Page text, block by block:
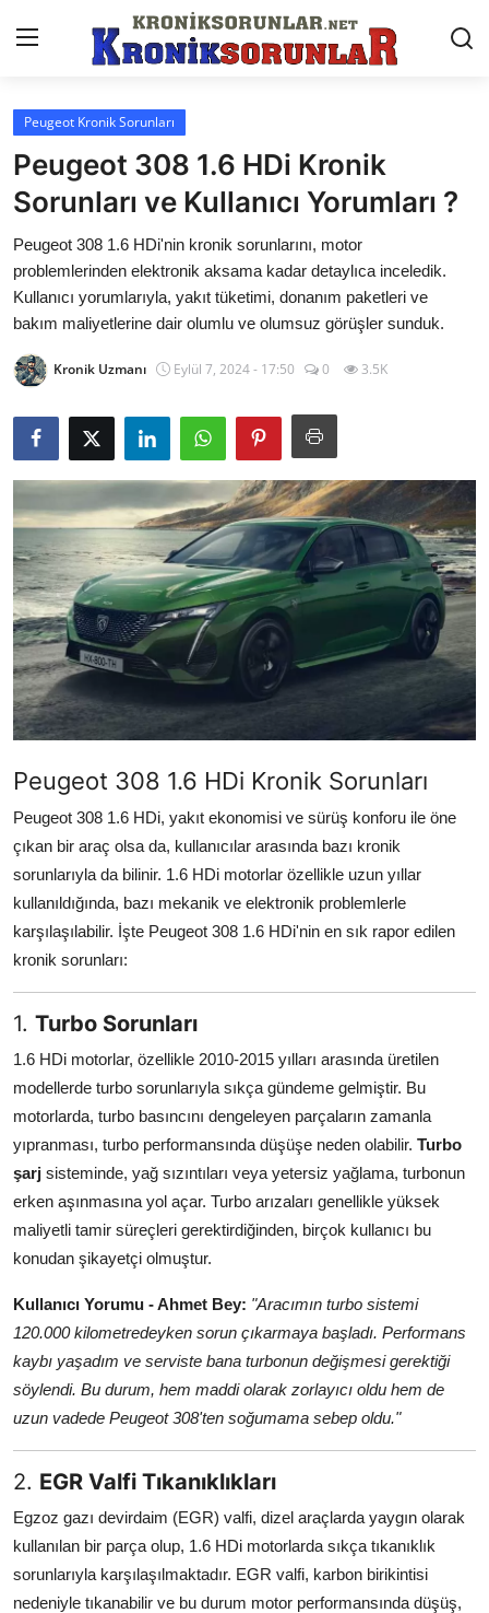
Anasayfa
Markalar
İletişim
Trafik & Cezalar
Sigorta & Kasko
Vergi & ÖTV & MTV
Muayene & Ruhsat
Sorgulamalar
İkinci El & Alım-Satım
Bakım & Arıza Çözümleri
Elektrikli & Hibrit
Kiralama & Filo
Sürüş & Güvenlik
Yağlar & Sıvılar
LPG & Yakıt
Elektrik & Akü
Klima & Konfor
Şanzıman & Aktarma
Multimedya & Elektronik
Peugeot Kronik Sorunları
Peugeot 308 1.6 HDi Kronik
Sorunları ve Kullanıcı Yorumları ?
Peugeot 308 1.6 HDi'nin kronik sorunlarını, motor
problemlerinden elektronik aksama kadar detaylıca inceledik.
Kullanıcı yorumlarıyla, yakıt tüketimi, donanım paketleri ve
bakım maliyetlerine dair olumlu ve olumsuz görüşler sunduk.
Kronik Uzmanı Eylül 7, 2024 - 17:50 0 3.5K
Peugeot 308 1.6 HDi Kronik Sorunları
Peugeot 308 1.6 HDi, yakıt ekonomisi ve sürüş konforu ile öne
çıkan bir araç olsa da, kullanıcılar arasında bazı kronik
sorunlarıyla da bilinir. 1.6 HDi motorlar özellikle uzun yıllar
kullanıldığında, bazı mekanik ve elektronik problemlerle
karşılaşılabilir. İşte Peugeot 308 1.6 HDi'nin en sık rapor edilen
kronik sorunları:
1. Turbo Sorunları
1.6 HDi motorlar, özellikle 2010-2015 yılları arasında üretilen
modellerde turbo sorunlarıyla sıkça gündeme gelmiştir. Bu
motorlarda, turbo basıncını dengeleyen parçaların zamanla
yıpranması, turbo performansında düşüşe neden olabilir. Turbo
şarj sisteminde, yağ sızıntıları veya yetersiz yağlama, turbonun
erken aşınmasına yol açar. Turbo arızaları genellikle yüksek
maliyetli tamir süreçleri gerektirdiğinden, birçok kullanıcı bu
konudan şikayetçi olmuştur.
Kullanıcı Yorumu - Ahmet Bey: "Aracımın turbo sistemi
120.000 kilometredeyken sorun çıkarmaya başladı. Performans
kaybı yaşadım ve serviste bana turbonun değişmesi gerektiği
söylendi. Bu durum, hem maddi olarak zorlayıcı oldu hem de
uzun vadede Peugeot 308'ten soğumama sebep oldu."
2. EGR Valfi Tıkanıklıkları
Egzoz gazı devirdaim (EGR) valfi, dizel araçlarda yaygın olarak
kullanılan bir parça olup, 1.6 HDi motorlarda sıkça tıkanıklık
sorunlarıyla karşılaşılmaktadır. EGR valfi, karbon birikintisi
nedeniyle tıkanabilir ve bu durum motor performansında düşüş,